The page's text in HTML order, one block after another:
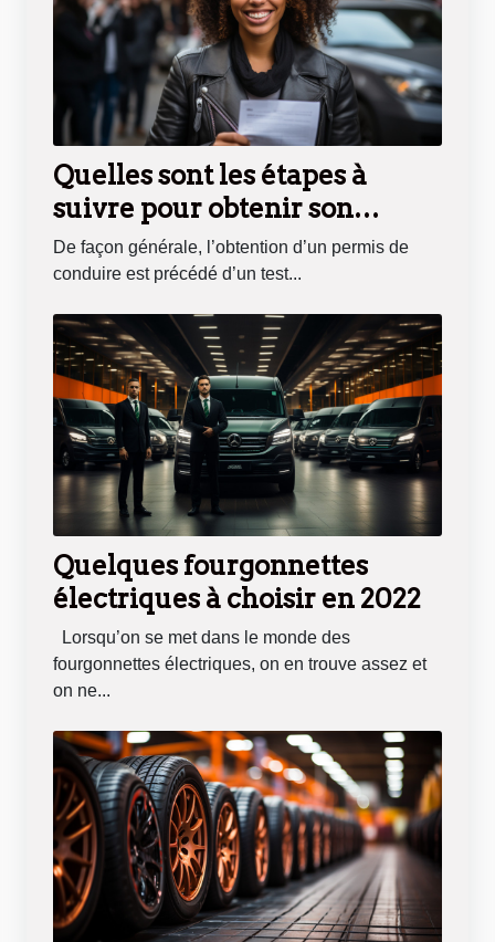
Quelles sont les étapes à
suivre pour obtenir son
résultat de permis de
conduire en ligne?
De façon générale, l’obtention d’un permis de
conduire est précédé d’un test...
Quelques fourgonnettes
électriques à choisir en 2022
Lorsqu’on se met dans le monde des
fourgonnettes électriques, on en trouve assez et
on ne...